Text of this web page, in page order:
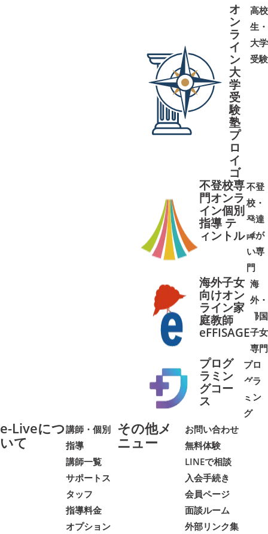
オ
ン
ラ
イ
ン
大
学
受
験
塾
プ
ロ
イ
ゴ
高校
生・
大学
受験
不登校専
門オンラ
イン個別
指導 テ
ィントル
不登
校・
発達
障が
い専
門
➜➜
海外子女
向けオン
ライン家
庭教師
eFFISAGE
海
外・
帰国
子女
専門
➜➜
プログ
ラミン
グコー
ス
プロ
グラ
ミン
グ
➜➜
e-Liveにつ
いて
講師・個別
指導
講師一覧
サポートス
タッフ
指導料金
オプション
その他メ
ニュー
お問い合わせ
無料体験
LINEで相談
入会手続き
会員ページ
面談ルーム
外部リンク集